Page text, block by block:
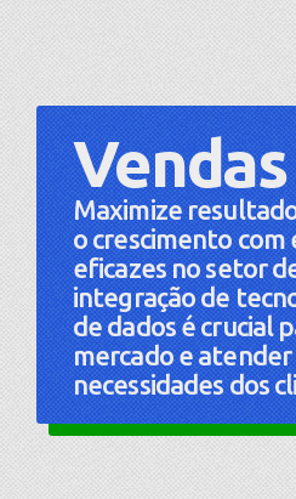
Maximize
o crescimento
eficazes no setor
integração de
de dados é crucial
mercado e atender
necessidades dos